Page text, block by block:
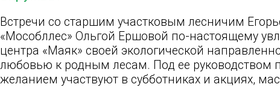
Встречи со старшим участковым лесничим
«Мособллес» Ольгой Ершовой по-настоящему
центра «Маяк» своей экологической
любовью к родным лесам. Под ее руководством
желанием участвуют в субботниках и акциях,